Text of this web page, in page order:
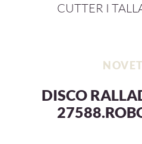
CUTTER I
DISCO